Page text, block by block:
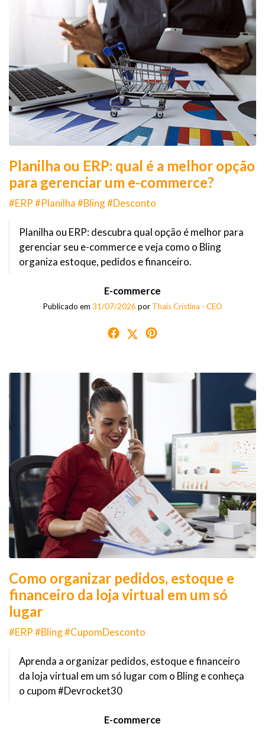
Planilha ou ERP: qual é a melhor opção
para gerenciar um e-commerce?
#ERP #Planilha #Bling #Desconto
Planilha ou ERP: descubra qual opção é melhor para
gerenciar seu e-commerce e veja como o Bling
organiza estoque, pedidos e financeiro.
E-commerce
Publicado em 31/07/2026 por Thaís Cristina - CEO
Como organizar pedidos, estoque e
financeiro da loja virtual em um só
lugar
#ERP #Bling #CupomDesconto
Aprenda a organizar pedidos, estoque e financeiro
da loja virtual em um só lugar com o Bling e conheça
o cupom #Devrocket30
E-commerce